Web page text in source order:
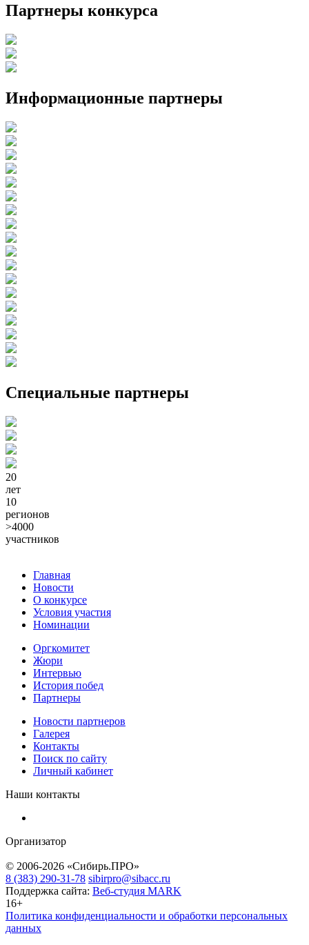
Партнеры конкурса
Информационные партнеры
Специальные партнеры
20
лет
10
регионов
>4000
участников
Главная
Новости
О конкурсе
Условия участия
Номинации
Оргкомитет
Жюри
Интервью
История побед
Партнеры
Новости партнеров
Галерея
Контакты
Поиск по сайту
Личный кабинет
Наши контакты
Организатор
© 2006-2026 «Сибирь.ПРО»
8 (383) 290-31-78 sibirpro@sibacc.ru
Поддержка сайта: Веб-студия MARK
16+
Политика конфиденциальности и обработки персональных
данных